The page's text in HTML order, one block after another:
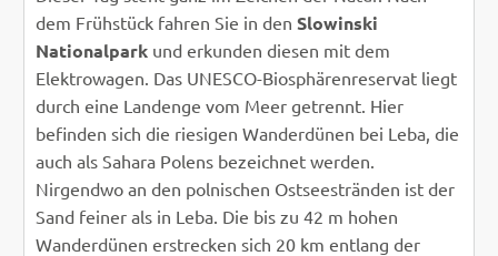
dem Frühstück fahren Sie in denSlowinski
Nationalpark und erkunden diesen mit dem
Elektrowagen. Das UNESCO-Biosphärenreservat liegt
durch eine Landenge vom Meer getrennt. Hier
befinden sich die riesigen Wanderdünen bei Leba, die
auch als Sahara Polens bezeichnet werden.
Nirgendwo an den polnischen Ostseestränden ist der
Sand feiner als in Leba. Die bis zu 42 m hohen
Wanderdünen erstrecken sich 20 km entlang der